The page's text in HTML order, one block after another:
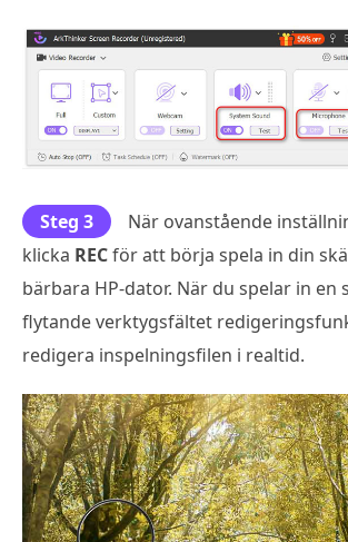
Steg 3
När ovanstående
klicka RECför att börja spela in din
bärbara HP-dator. När du spelar in en
flytande verktygsfältet
redigera inspelningsfilen i realtid.